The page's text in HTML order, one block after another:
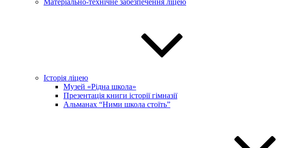
Матеріально-технічне забезпечення ліцею
Історія ліцею
Музей «Рідна школа»
Презентація книги історії гімназії
Альманах “Ними школа стоїть”